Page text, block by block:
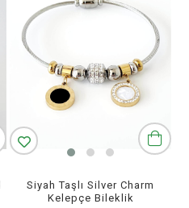
Siyah Taşlı Silver Charm
Kelepçe Bileklik